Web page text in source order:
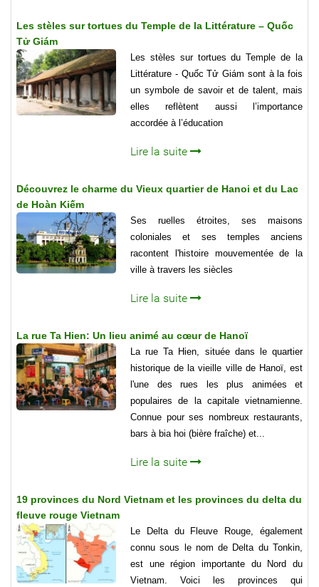
Les stèles sur tortues du Temple de la Littérature – Quốc
Tử Giám
Les stèles sur tortues du Temple de la
Littérature - Quốc Tử Giám sont à la fois
un symbole de savoir et de talent, mais
elles reflètent aussi l’importance
accordée à l’éducation
Lire la suite
Découvrez le charme du Vieux quartier de Hanoi et du Lac
de Hoàn Kiếm
Ses ruelles étroites, ses maisons
coloniales et ses temples anciens
racontent l'histoire mouvementée de la
ville à travers les siècles
Lire la suite
La rue Ta Hien: Un lieu animé au cœur de Hanoï
La rue Ta Hien, située dans le quartier
historique de la vieille ville de Hanoï, est
l'une des rues les plus animées et
populaires de la capitale vietnamienne.
Connue pour ses nombreux restaurants,
bars à bia hoi (bière fraîche) et...
Lire la suite
19 provinces du Nord Vietnam et les provinces du delta du
fleuve rouge Vietnam
Le Delta du Fleuve Rouge, également
connu sous le nom de Delta du Tonkin,
est une région importante du Nord du
Vietnam. Voici les provinces qui